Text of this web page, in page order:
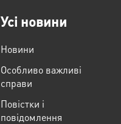
Усі новини
Новини
Особливо важливі
справи
Повістки і
повідомлення